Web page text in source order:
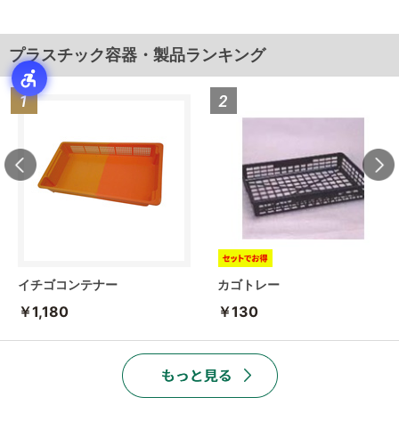
プラスチック容器・製品ランキング
イチゴコンテナー
￥1,180
カゴトレー
￥130